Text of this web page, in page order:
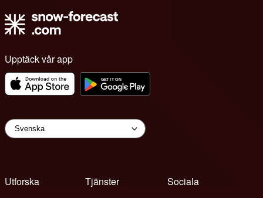
Upptäck vår app
Utforska
Tjänster
Sociala